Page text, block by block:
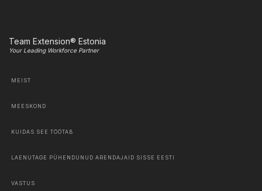
Team Extension® Estonia
Your Leading Workforce Partner
MEIST
MEESKOND
KUIDAS SEE TÖÖTAB
LAENUTAGE PÜHENDUNUD ARENDAJAID SISSE EESTI
VASTUS